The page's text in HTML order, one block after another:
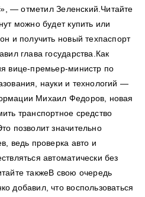
— отметил Зеленский.Читайте
можно будет купить или
и получить новый техпаспорт
глава государства.Как
вице-премьер-министр по
науки и технологий —
Михаил Федоров, новая
транспортное средство
позволит значительно
ведь проверка авто и
автоматически без
такжеВ свою очередь
добавил, что воспользоваться